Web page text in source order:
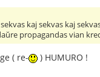
kaj sekvas kaj
propagandas vian
( re- ) HUMURO !